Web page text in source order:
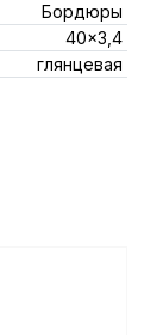
Бордюры
40x3,4
глянцевая